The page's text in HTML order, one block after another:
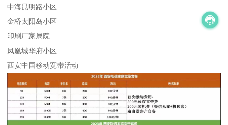
中海昆明路小区
金桥太阳岛小区
印刷厂家属院
凤凰城华府小区
西安中国移动宽带活动